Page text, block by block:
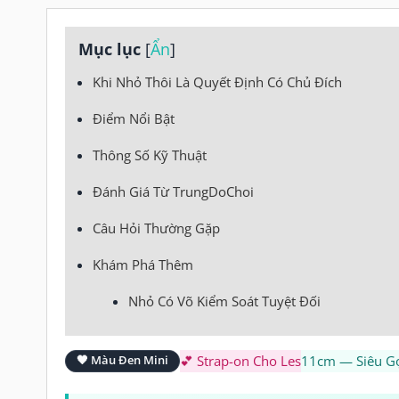
Mục lục [Ẩn]
Khi Nhỏ Thôi Là Quyết Định Có Chủ Đích
Điểm Nổi Bật
Thông Số Kỹ Thuật
Đánh Giá Từ TrungDoChoi
Câu Hỏi Thường Gặp
Khám Phá Thêm
Nhỏ Có Võ Kiểm Soát Tuyệt Đối
🖤 Màu Đen Mini 💕 Strap-on Cho Les11cm — Siêu